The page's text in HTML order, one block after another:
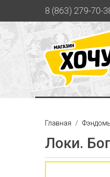
8 (863) 279-70-
Главная
Локи.